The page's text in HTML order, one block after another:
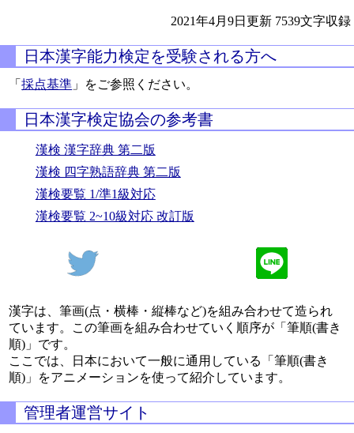
2021年4月9日更新 7539文字収録
日本漢字能力検定を受験される方へ
「採点基準 」をご参照ください。
日本漢字検定協会の参考書
漢検 漢字辞典 第二版
漢検 四字熟語辞典 第二版
漢検要覧 1/準1級対応
漢検要覧 2~10級対応 改訂版
漢字は、筆画(点・横棒・縦棒など)を組み合わせて造られ
ています。この筆画を組み合わせていく順序が「筆順(書き
順)」です。
ここでは、日本において一般に通用している「筆順(書き
順)」をアニメーションを使って紹介しています。
管理者運営サイト